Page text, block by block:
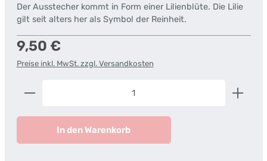
Der Ausstecher kommt in Form einer Lilienblüte. Die Lilie
gilt seit alters her als Symbol der Reinheit.
Regulärer Preis:
9,50 €
Preise inkl. MwSt. zzgl. Versandkosten
Produkt Anzahl: Gib den gewünschten Wert ein
In den Warenkorb